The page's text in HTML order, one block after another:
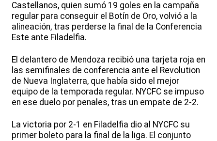
Castellanos, quien sumó 19 goles en la campaña
regular para conseguir el Botín de Oro, volvió a la
alineación, tras perderse la final de la Conferencia
Este ante Filadelfia.
El delantero de Mendoza recibió una tarjeta roja en
las semifinales de conferencia ante el Revolution
de Nueva Inglaterra, que había sido el mejor
equipo de la temporada regular. NYCFC se impuso
en ese duelo por penales, tras un empate de 2-2.
La victoria por 2-1 en Filadelfia dio al NYCFC su
primer boleto para la final de la liga. El conjunto